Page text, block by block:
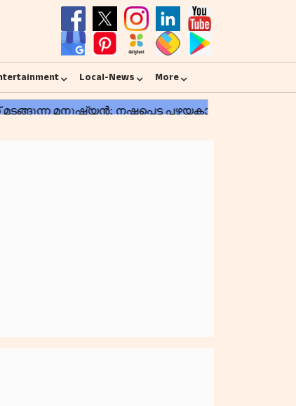
Local-News More